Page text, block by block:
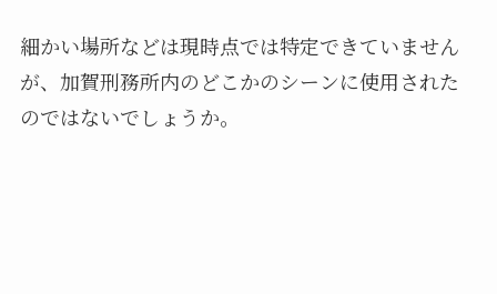
細かい場所などは現時点では特定できていません
が、加賀刑務所内のどこかのシーンに使用された
のではないでしょうか。